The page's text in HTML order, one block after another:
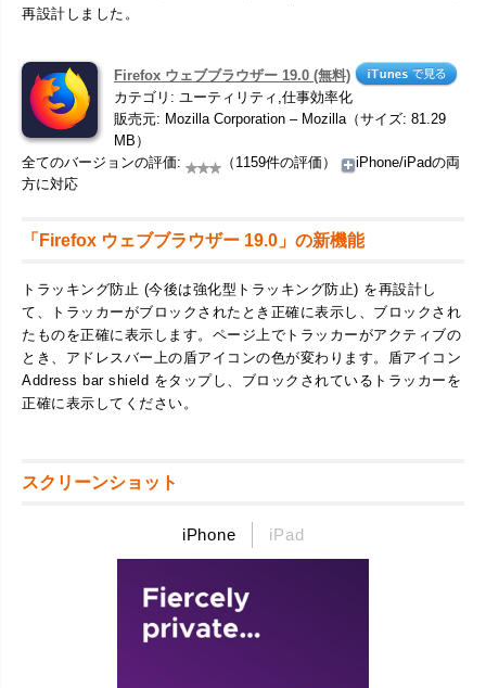
再設計しました。
Firefox ウェブブラウザー 19.0 (無料)
カテゴリ: ユーティリティ,仕事効率化
販売元: Mozilla Corporation – Mozilla（サイズ: 81.29
MB）
全てのバージョンの評価:
（1159件の評価）
iPhone/iPadの両
方に対応
「Firefox ウェブブラウザー 19.0」の新機能
トラッキング防止 (今後は強化型トラッキング防止) を再設計し
て、トラッカーがブロックされたとき正確に表示し、ブロックされ
たものを正確に表示します。ページ上でトラッカーがアクティブの
とき、アドレスバー上の盾アイコンの色が変わります。盾アイコン
Address bar shield をタップし、ブロックされているトラッカーを
正確に表示してください。
スクリーンショット
iPhone iPad